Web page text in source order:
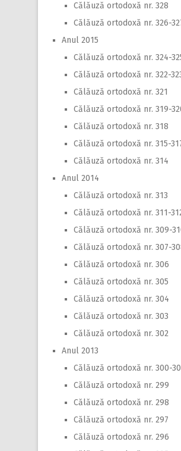
Călăuză ortodoxă nr. 328
Călăuză ortodoxă nr. 326-
Anul 2015
Călăuză ortodoxă nr. 324-
Călăuză ortodoxă nr. 322-
Călăuză ortodoxă nr. 321
Călăuză ortodoxă nr. 319-
Călăuză ortodoxă nr. 318
Călăuză ortodoxă nr. 315-
Călăuză ortodoxă nr. 314
Anul 2014
Călăuză ortodoxă nr. 313
Călăuză ortodoxă nr. 311-
Călăuză ortodoxă nr. 309-
Călăuză ortodoxă nr. 307-
Călăuză ortodoxă nr. 306
Călăuză ortodoxă nr. 305
Călăuză ortodoxă nr. 304
Călăuză ortodoxă nr. 303
Călăuză ortodoxă nr. 302
Anul 2013
Călăuză ortodoxă nr. 300-
Călăuză ortodoxă nr. 299
Călăuză ortodoxă nr. 298
Călăuză ortodoxă nr. 297
Călăuză ortodoxă nr. 296